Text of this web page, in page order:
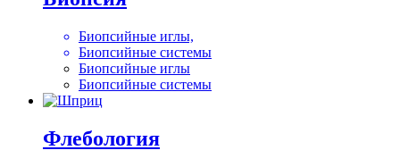
Биопсийные иглы,
Биопсийные системы
Биопсийные иглы
Биопсийные системы
Флебология